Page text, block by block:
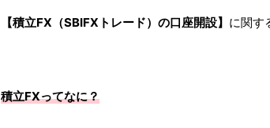
【積立FX（SBIFXトレード）の口座開設】 に関す
積立FXってなに？